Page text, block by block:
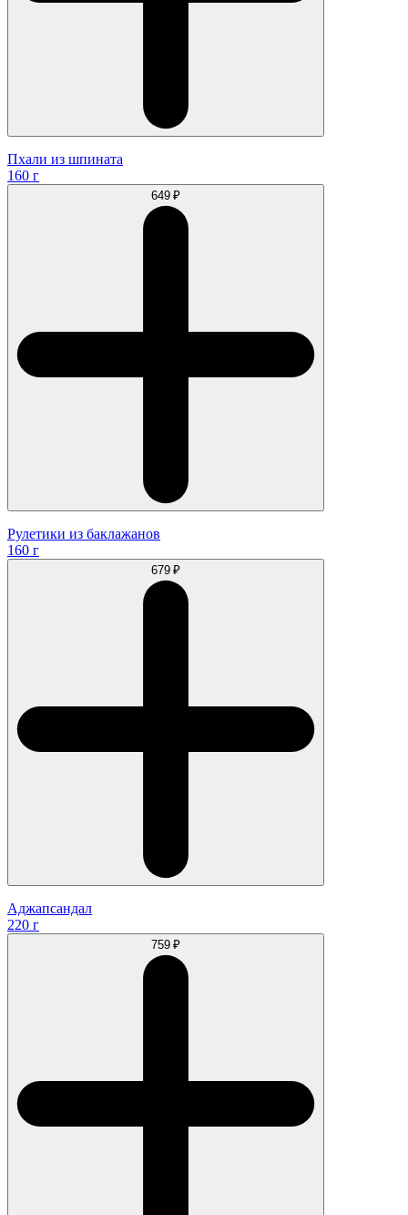
Пхали из шпината
160 г
649 ₽
Рулетики из баклажанов
160 г
679 ₽
Аджапсандал
220 г
759 ₽